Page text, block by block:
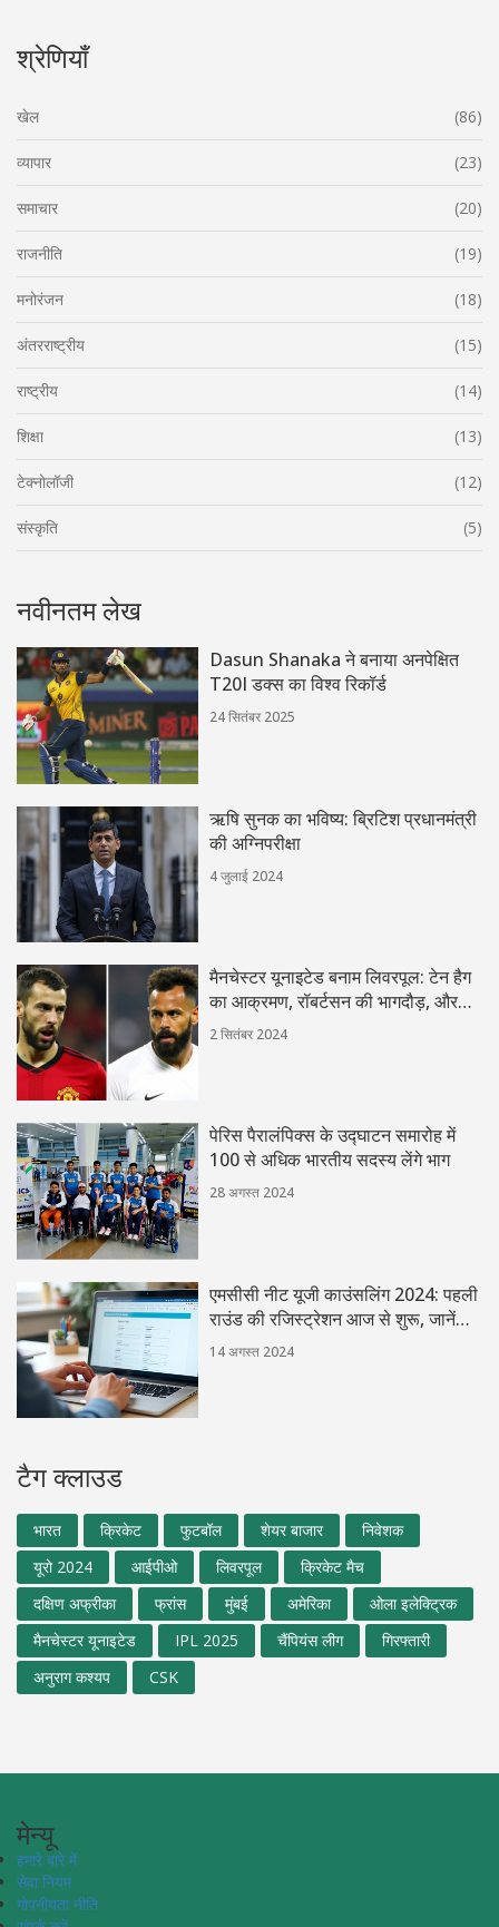
श्रेणियाँ
खेल (86)
व्यापार (23)
समाचार (20)
राजनीति (19)
मनोरंजन (18)
अंतरराष्ट्रीय (15)
राष्ट्रीय (14)
शिक्षा (13)
टेक्नोलॉजी (12)
संस्कृति (5)
नवीनतम लेख
Dasun Shanaka ने बनाया अनपेक्षित
T20I डक्स का विश्व रिकॉर्ड
24 सितंबर 2025
ऋषि सुनक का भविष्य: ब्रिटिश प्रधानमंत्री
की अग्निपरीक्षा
4 जुलाई 2024
मैनचेस्टर यूनाइटेड बनाम लिवरपूल: टेन हैग
का आक्रमण, रॉबर्टसन की भागदौड़, और
ग्रैवेनबर्च की असली परीक्षा
2 सितंबर 2024
पेरिस पैरालंपिक्स के उद्घाटन समारोह में
100 से अधिक भारतीय सदस्य लेंगे भाग
28 अगस्त 2024
एमसीसी नीट यूजी काउंसलिंग 2024: पहली
राउंड की रजिस्ट्रेशन आज से शुरू, जानें
कैसे करें आवेदन
14 अगस्त 2024
टैग क्लाउड
भारत क्रिकेट फुटबॉल शेयर बाजार
निवेशक
यूरो 2024
आईपीओ लिवरपूल
क्रिकेट मैच
दक्षिण अफ्रीका
फ्रांस मुंबई अमेरिका
ओला इलेक्ट्रिक
मैनचेस्टर यूनाइटेड
IPL 2025 चैंपियंस लीग
गिरफ्तारी
अनुराग कश्यप
CSK
मेन्यू
हमारे बारे में
सेवा नियम
गोपनीयता नीति